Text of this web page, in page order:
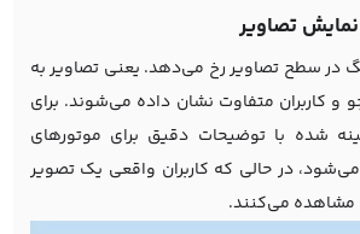
تصاویر
در سطح تصاویر رخ می‌دهد. یعنی تصاویر به
و کاربران متفاوت نشان داده می‌شوند. برای
شده با توضیحات دقیق برای موتورهای
در حالی که کاربران واقعی یک تصویر
مشاهده می‌کنند.